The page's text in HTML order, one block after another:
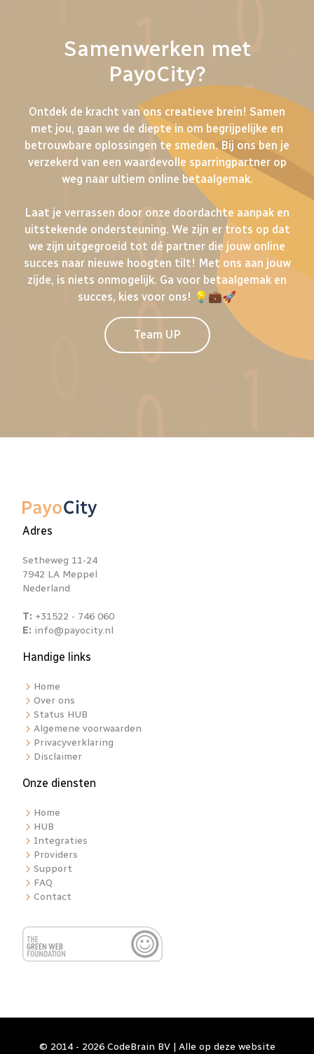
Samenwerken met
PayoCity?
Ontdek de kracht van ons creatieve brein! Samen
met jou, gaan we de diepte in om begrijpelijke en
betrouwbare oplossingen te smeden. Bij ons ben je
verzekerd van een waardevolle sparringpartner op
weg naar ultiem online betaalgemak.
Laat je verrassen door onze doordachte aanpak en
uitstekende ondersteuning. We zijn er trots op dat
we zijn uitgegroeid tot dé partner die jouw online
succes naar nieuwe hoogten tilt! Met ons aan jouw
zijde, is niets onmogelijk. Ga voor betaalgemak en
succes, kies voor ons! 💡💼🚀
Team UP
Adres
Setheweg 11-24
7942 LA Meppel
Nederland
T: +31522 - 746 060
E: info@payocity.nl
Handige links
Home
Over ons
Status HUB
Algemene voorwaarden
Privacyverklaring
Disclaimer
Onze diensten
Home
HUB
Integraties
Providers
Support
FAQ
Contact
© 2014 - 2026 CodeBrain BV | Alle op deze website